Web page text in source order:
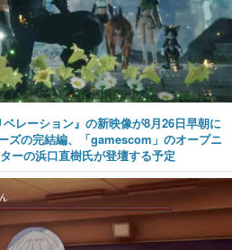
レーション』の新映像が8月26日早朝に
ズの完結編、「gamescom」のオープニ
ーの浜口直樹氏が登壇する予定